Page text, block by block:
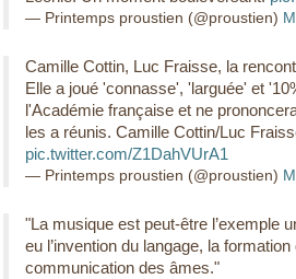
— Printemps proustien (@proustien)
Camille Cottin, Luc Fraisse, la
Elle a joué 'connasse', 'larguée' et
l'Académie française et ne
les a réunis. Camille Cottin/Luc
pic.twitter.com/Z1DahVUrA1
— Printemps proustien (@proustien)
"La musique est peut-être l’exemple
eu l’invention du langage, la
communication des âmes."